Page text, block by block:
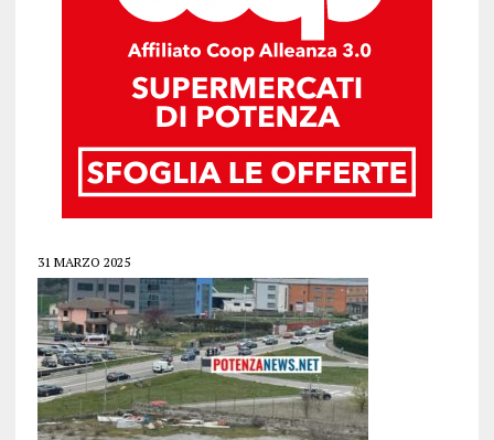
31 MARZO 2025